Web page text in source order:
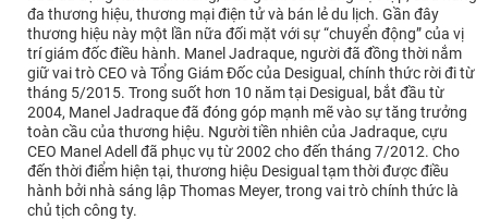
đa thương hiệu, thương mại điện tử và bán lẻ du lịch. Gần đây
thương hiệu này một lần nữa đối mặt với sự “chuyển động” của vị
trí giám đốc điều hành. Manel Jadraque, người đã đồng thời nắm
giữ vai trò CEO và Tổng Giám Đốc của Desigual, chính thức rời đi từ
tháng 5/2015. Trong suốt hơn 10 năm tại Desigual, bắt đầu từ
2004, Manel Jadraque đã đóng góp mạnh mẽ vào sự tăng trưởng
toàn cầu của thương hiệu. Người tiền nhiên của Jadraque, cựu
CEO Manel Adell đã phục vụ từ 2002 cho đến tháng 7/2012. Cho
đến thời điểm hiện tại, thương hiệu Desigual tạm thời được điều
hành bởi nhà sáng lập Thomas Meyer, trong vai trò chính thức là
chủ tịch công ty.